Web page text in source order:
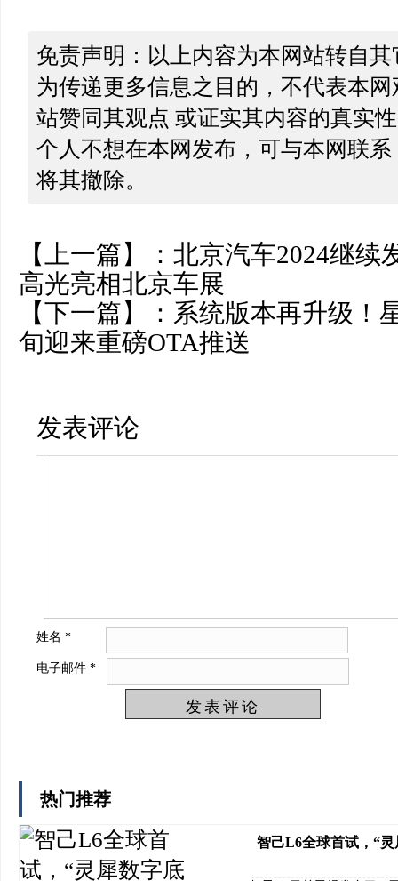
免责声明：以上内容为本网站转自
为传递更多信息之目的，不代表本
站赞同其观点 或证实其内容的真实
个人不想在本网发布，可与本网联
将其撤除。
【上一篇】： 北京汽车2024继续
高光亮相北京车展
【下一篇】： 系统版本再升级！
旬迎来重磅OTA推送
发表评论
姓名 *
电子邮件 *
热门推荐
智己L6全球首试，“